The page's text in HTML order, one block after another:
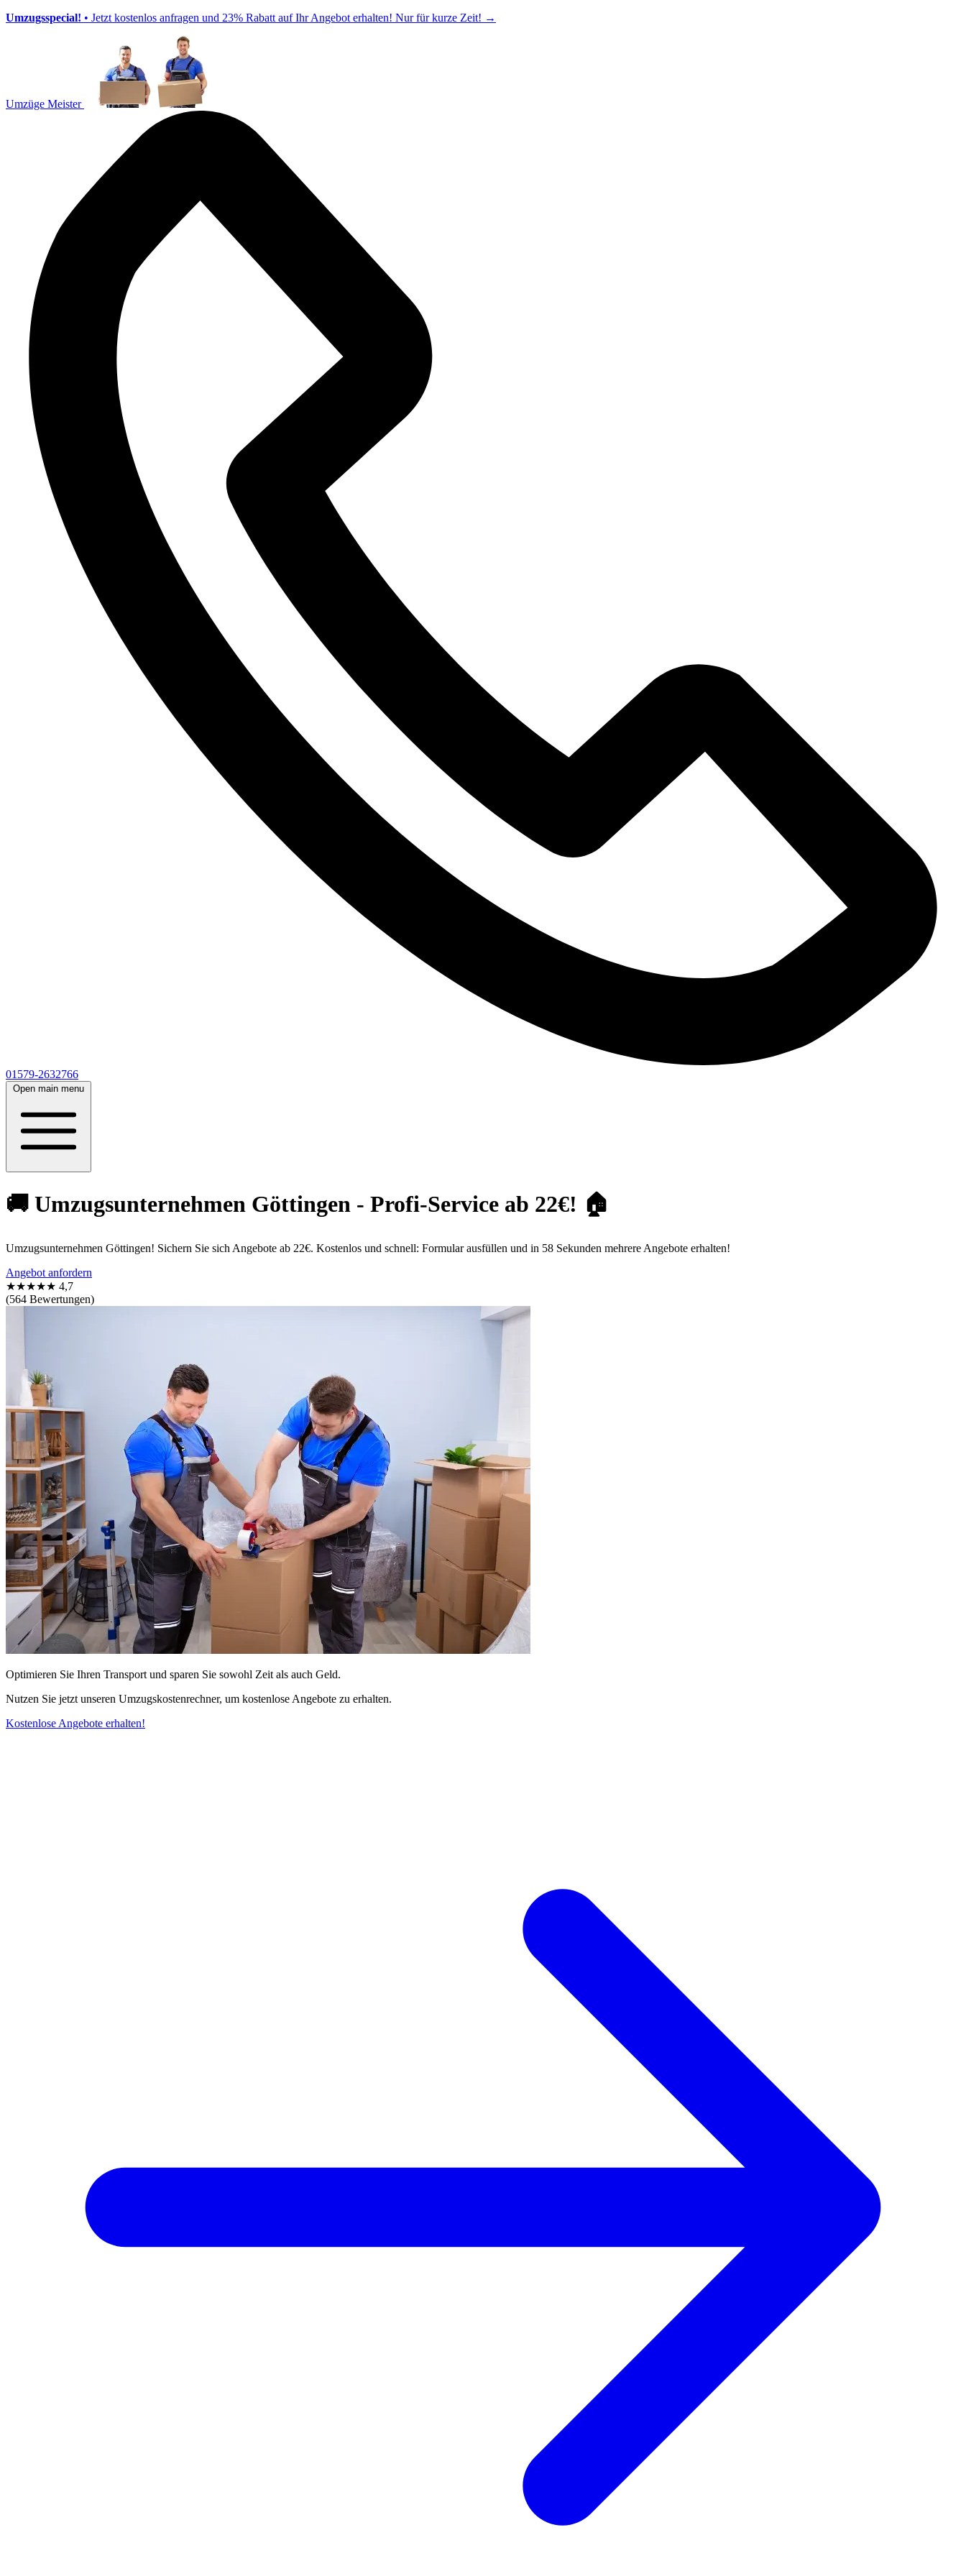
Umzugsspecial! • Jetzt kostenlos anfragen und 23% Rabatt auf Ihr Angebot erhalten! Nur für kurze Zeit! →
Umzüge Meister
01579-2632766
Open main menu
🚚 Umzugsunternehmen Göttingen - Profi-Service ab 22€! 🏠
Umzugsunternehmen Göttingen! Sichern Sie sich Angebote ab 22€. Kostenlos und schnell: Formular ausfüllen und in 58 Sekunden mehrere Angebote erhalten!
Angebot anfordern
★★★★★ 4,7
(564 Bewertungen)
Optimieren Sie Ihren Transport und sparen Sie sowohl Zeit als auch Geld.
Nutzen Sie jetzt unseren Umzugskostenrechner, um kostenlose Angebote zu erhalten.
Kostenlose Angebote erhalten!